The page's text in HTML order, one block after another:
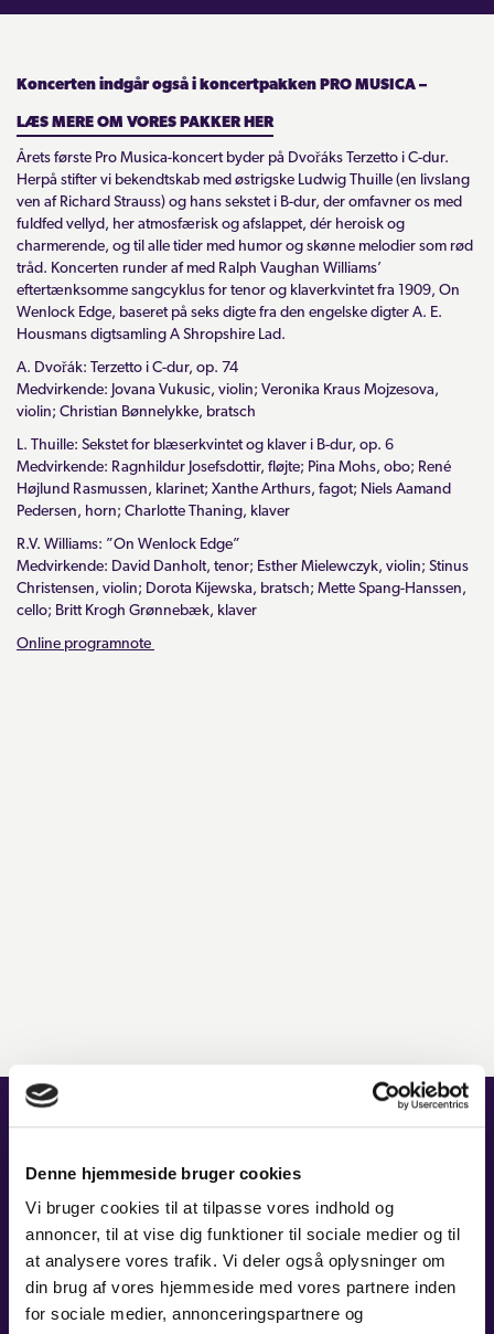
Denne hjemmeside bruger cookies
Vi bruger cookies til at tilpasse vores indhold og
annoncer, til at vise dig funktioner til sociale medier og til
at analysere vores trafik. Vi deler også oplysninger om
din brug af vores hjemmeside med vores partnere inden
for sociale medier, annonceringspartnere og
Koncerten indgår også i koncertpakken PRO MUSICA –
LÆS MERE OM VORES PAKKER HER
Årets første Pro Musica-koncert byder på Dvořáks Terzetto i C-dur.
Herpå stifter vi bekendtskab med østrigske Ludwig Thuille (en livslang
ven af Richard Strauss) og hans sekstet i B-dur, der omfavner os med
fuldfed vellyd, her atmosfærisk og afslappet, dér heroisk og
charmerende, og til alle tider med humor og skønne melodier som rød
tråd. Koncerten runder af med Ralph Vaughan Williams’
eftertænksomme sangcyklus for tenor og klaverkvintet fra 1909, On
Wenlock Edge, baseret på seks digte fra den engelske digter A. E.
Housmans digtsamling A Shropshire Lad.
A. Dvořák: Terzetto i C-dur, op. 74
Medvirkende: Jovana Vukusic, violin; Veronika Kraus Mojzesova,
violin; Christian Bønnelykke, bratsch
L. Thuille: Sekstet for blæserkvintet og klaver i B-dur, op. 6
Medvirkende: Ragnhildur Josefsdottir, fløjte; Pina Mohs, obo; René
Højlund Rasmussen, klarinet; Xanthe Arthurs, fagot; Niels Aamand
Pedersen, horn; Charlotte Thaning, klaver
R.V. Williams: ”On Wenlock Edge”
Medvirkende: David Danholt, tenor; Esther Mielewczyk, violin; Stinus
Christensen, violin; Dorota Kijewska, bratsch; Mette Spang-Hanssen,
cello; Britt Krogh Grønnebæk, klaver
Online programnote
KONCERTER
01. SEP 2026